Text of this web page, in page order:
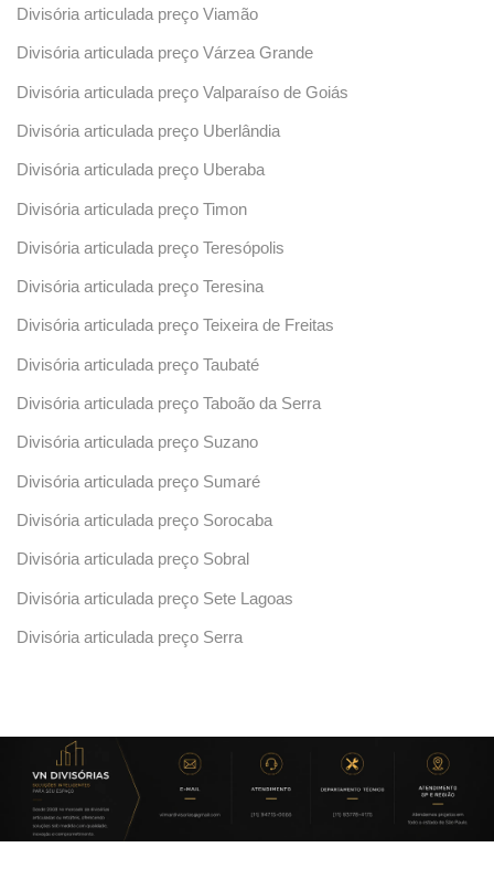
Divisória articulada preço Viamão
Divisória articulada preço Várzea Grande
Divisória articulada preço Valparaíso de Goiás
Divisória articulada preço Uberlândia
Divisória articulada preço Uberaba
Divisória articulada preço Timon
Divisória articulada preço Teresópolis
Divisória articulada preço Teresina
Divisória articulada preço Teixeira de Freitas
Divisória articulada preço Taubaté
Divisória articulada preço Taboão da Serra
Divisória articulada preço Suzano
Divisória articulada preço Sumaré
Divisória articulada preço Sorocaba
Divisória articulada preço Sobral
Divisória articulada preço Sete Lagoas
Divisória articulada preço Serra